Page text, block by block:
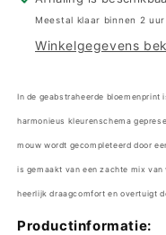
bloemenprint
4511013
Meestal klaar binnen 2 uur
Winkelgegevens
In de geabstraheerde bloemenprint
harmonieus kleurenschema
mouw wordt gecompleteerd door
is gemaakt van een zachte mix
heerlijk draagcomfort en overtuigt
Productinformatie: